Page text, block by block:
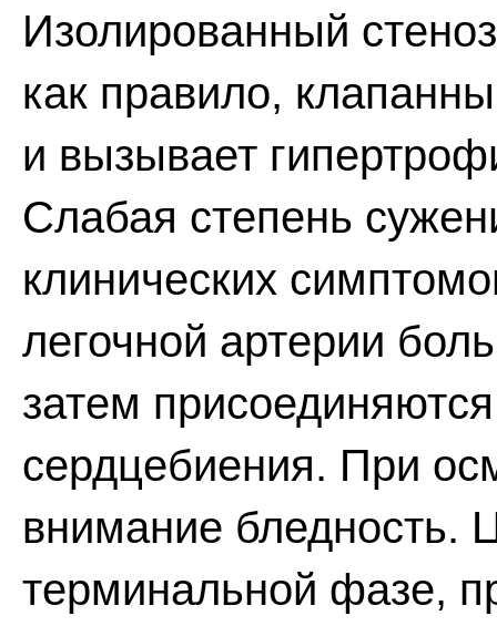
Изолированный
как правило,
и вызывает
Слабая степень
клинических
легочной артерии
затем
сердцебиения. При
внимание бледность.
терминальной фазе,